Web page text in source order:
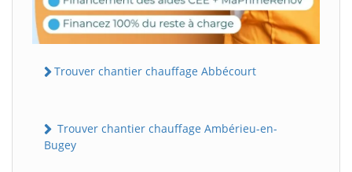
Trouver chantier chauffage Abbécourt
Trouver chantier chauffage Ambérieu-en-
Bugey